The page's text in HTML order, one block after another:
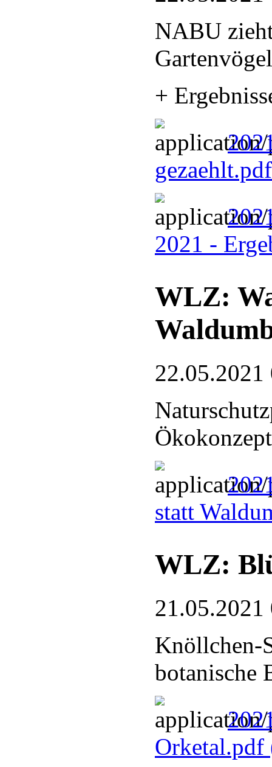
NABU
+
2021 -
WLZ:
22.05.2021
statt
WLZ:
21.05.2021
Knöllchen-
botanische
Orketal.pdf